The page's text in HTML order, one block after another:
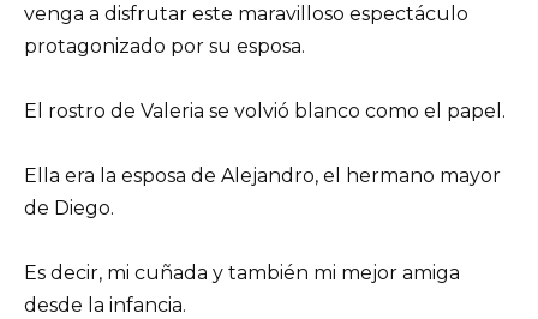
venga a disfrutar este maravilloso espectáculo
protagonizado por su esposa.
El rostro de Valeria se volvió blanco como el papel.
Ella era la esposa de Alejandro, el hermano mayor
de Diego.
Es decir, mi cuñada y también mi mejor amiga
desde la infancia.